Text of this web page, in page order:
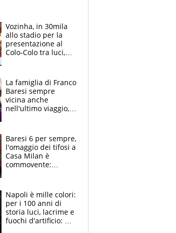
Vozinha, in 30mila
allo stadio per la
presentazione al
Colo-Colo tra luci,
La famiglia di Franco
Baresi sempre
vicina anche
nell'ultimo viaggio,
circondati
dall'affetto dei tifosi
Baresi 6 per sempre,
l'omaggio dei tifosi a
Casa Milan è
commovente:
bigliettini
Napoli è mille colori:
per i 100 anni di
storia luci, lacrime e
fuochi d'artificio: De